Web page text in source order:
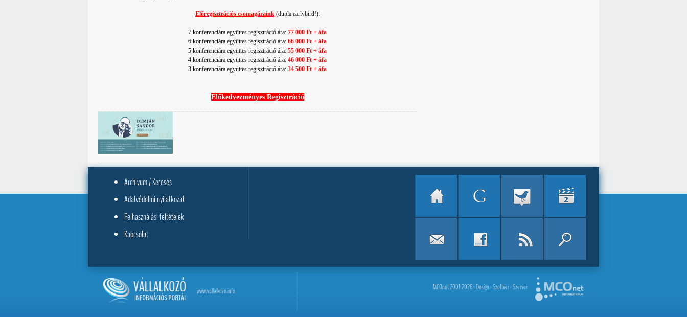
Előregisztrációs csomagáraink(dupla earlybird!):
7 konferenciára együttes regisztráció ára: 77 000 Ft + áfa
6 konferenciára együttes regisztráció ára:66 000 Ft + áfa
5 konferenciára együttes regisztráció ára:55 000 Ft + áfa
4 konferenciára együttes regisztráció ára:46 000 Ft + áfa
3 konferenciára együttes regisztráció ára:34 500 Ft + áfa
Előkedvezményes Regisztráció
Archívum / Keresés
Adatvédelmi nyilatkozat
Felhasználási feltételek
Kapcsolat
www.vallalkozo.info MCOnet 2001-2026 - Design - Szoftver - Szerver